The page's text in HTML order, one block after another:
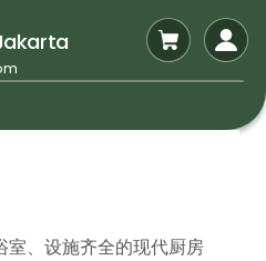
室、设施齐全的现代厨房